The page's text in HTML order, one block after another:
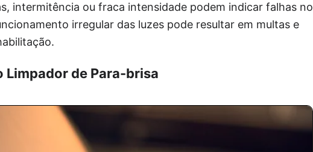
intermitência ou fraca intensidade podem indicar falhas no
irregular das luzes pode resultar em multas e
Limpador de Para-brisa